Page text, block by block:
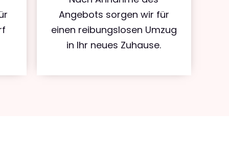
Angebots sorgen wir für
einen reibungslosen Umzug
in Ihr neues Zuhause.